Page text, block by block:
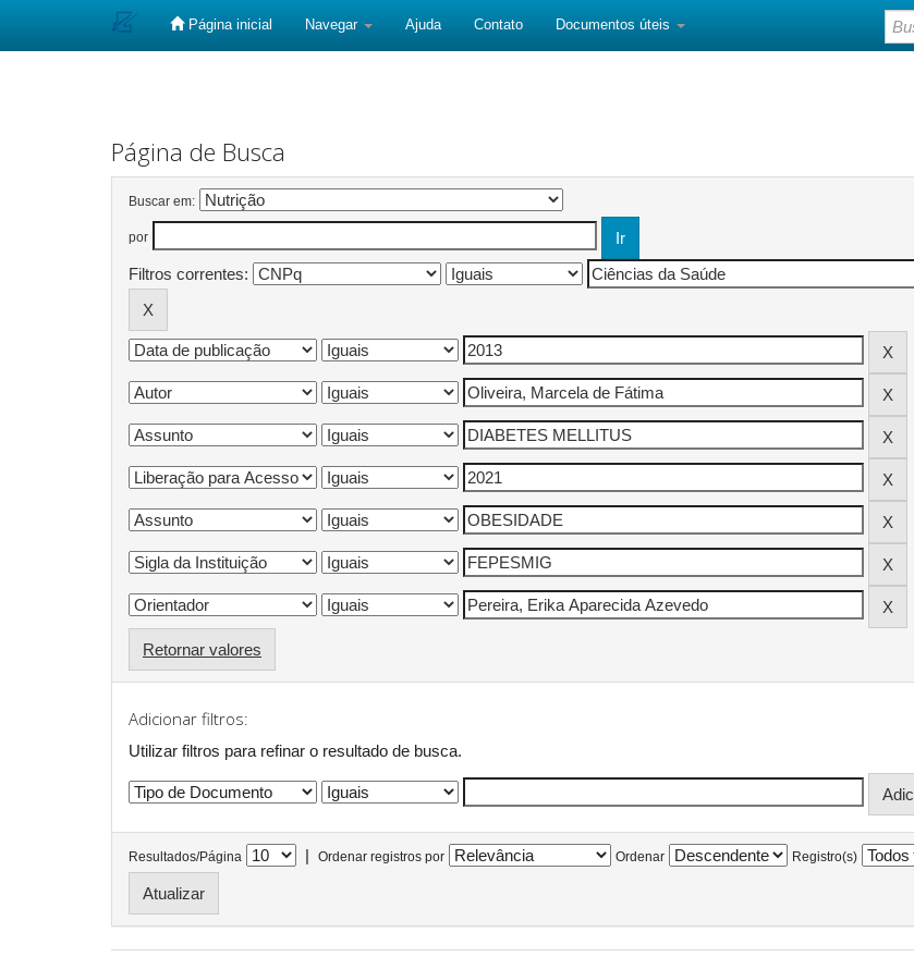
Página inicial Navegar Ajuda Contato Documentos úteis
Página de Busca
Buscar em:
por
Filtros correntes:
Retornar valores
Adicionar filtros:
Utilizar filtros para refinar o resultado de busca.
Resultados/Página | Ordenar registros por Ordenar Registro(s)